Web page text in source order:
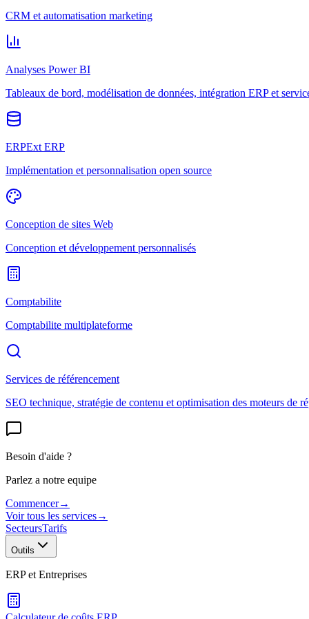
CRM et automatisation marketing
Analyses Power BI
Tableaux de bord, modélisation de données, intégration ERP et
ERPExt ERP
Implémentation et personnalisation open source
Conception de sites Web
Conception et développement personnalisés
Comptabilite
Comptabilite multiplateforme
Services de référencement
SEO technique, stratégie de contenu et optimisation des moteurs de
Besoin d'aide ?
Parlez a notre equipe
Commencer→
Voir tous les services→
SecteursTarifs
Outils
ERP et Entreprises